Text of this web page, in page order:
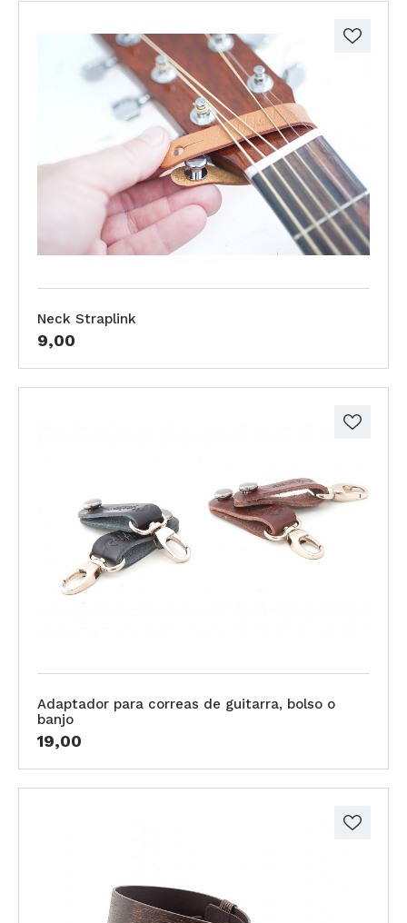
Neck Straplink
9,00
Adaptador para correas de guitarra, bolso o
banjo
19,00